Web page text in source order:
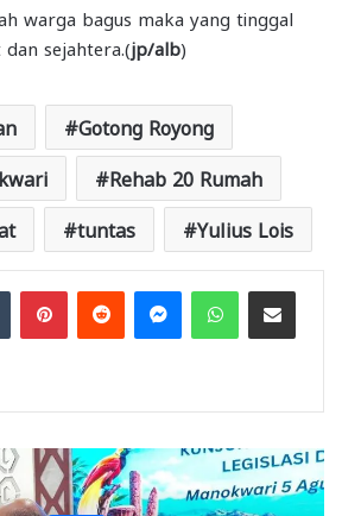
warga bagus maka yang tinggal
sejahtera.(jp/alb)
Gotong Royong
Rehab 20 Rumah
tuntas Yulius Lois
Tumblr PinterestReddit MessengerWhatsAppShare via Email